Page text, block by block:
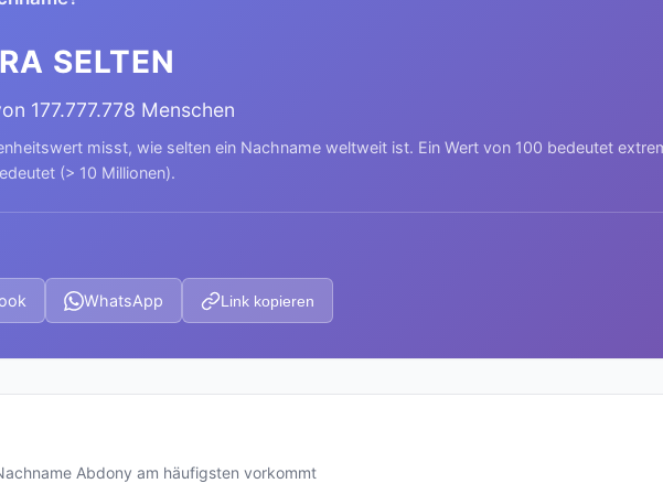
SELTEN
177.777.778 Menschen
misst, wie selten ein Nachname weltweit ist. Ein Wert von 100 bedeutet
(> 10 Millionen).
WhatsApp Link kopieren
Abdony am häufigsten vorkommt